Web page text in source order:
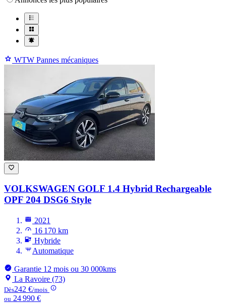
WTW Pannes mécaniques
VOLKSWAGEN GOLF 1.4 Hybrid Rechargeable
OPF 204 DSG6 Style
2021
16 170 km
Hybride
Automatique
Garantie 12 mois ou 30 000kms
La Ravoire (73)
Dès242 €/mois
ou 24 990 €